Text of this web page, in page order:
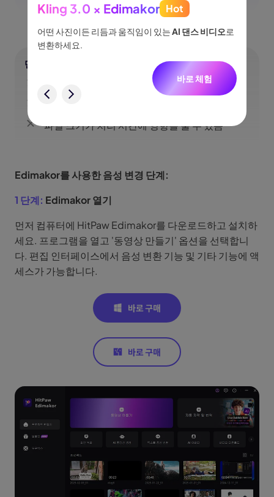
단점
설치가 필요하며 웹 기반 버전은 없음
파일 크기가 처리 시간에 영향을 줄 수 있음
Edimakor를 사용한 음성 변경 단계:
1 단계: Edimakor 열기
먼저 컴퓨터에 HitPaw Edimakor를 다운로드하고 설치하
세요. 프로그램을 열고 '동영상 만들기' 옵션을 선택합니
다. 편집 인터페이스에서 음성 변환 기능 및 기타 기능에 액
세스가 가능합니다.
Kling 3.0 × Edimakor Hot
어떤 사진이든 리듬과 움직임이 있는AI 댄스 비디오로
변환하세요.
바로 체험